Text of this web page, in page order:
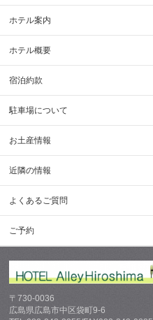
ホテル案内
ホテル概要
宿泊約款
駐車場について
お土産情報
近隣の情報
よくあるご質問
ご予約
〒730-0036
広島県広島市中区袋町9-6